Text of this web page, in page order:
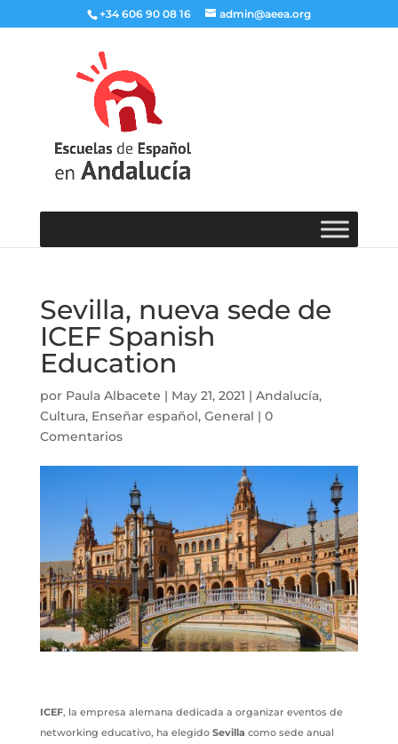
+34 606 90 08 16 admin@aeea.org
Sevilla, nueva sede de
ICEF Spanish
Education
por Paula Albacete | May 21, 2021 | Andalucía,
Cultura, Enseñar español, General | 0
Comentarios
ICEF, la empresa alemana dedicada a organizar eventos de
networking educativo, ha elegidoSevilla como sede anual